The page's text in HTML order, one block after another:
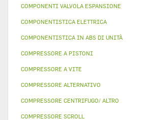
COMPONENTI VALVOLA ESPANSIONE
COMPONENTISTICA ELETTRICA
COMPONENTISTICA IN ABS DI UNITÀ
COMPRESSORE A PISTONI
COMPRESSORE A VITE
COMPRESSORE ALTERNATIVO
COMPRESSORE CENTRIFUGO/ ALTRO
COMPRESSORE SCROLL